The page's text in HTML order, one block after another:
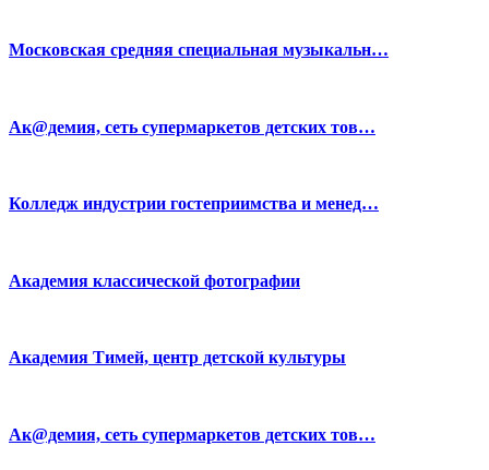
Московская средняя специальная музыкальн…
Ак@демия, сеть супермаркетов детских тов…
Колледж индустрии гостеприимства и менед…
Академия классической фотографии
Академия Тимей, центр детской культуры
Ак@демия, сеть супермаркетов детских тов…